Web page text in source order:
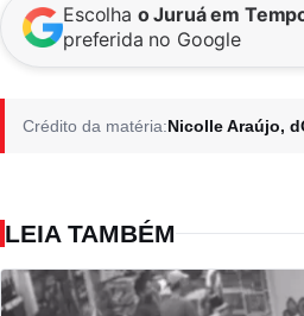
Escolha o Juruá em
preferida no Google
Crédito da matéria:Nicolle Araújo,
LEIA TAMBÉM